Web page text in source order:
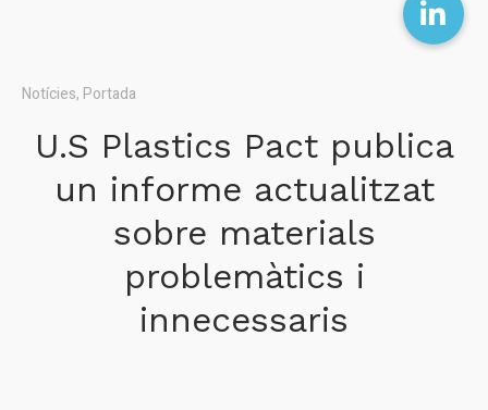
Notícies, Portada
U.S Plastics Pact publica
un informe actualitzat
sobre materials
problemàtics i
innecessaris